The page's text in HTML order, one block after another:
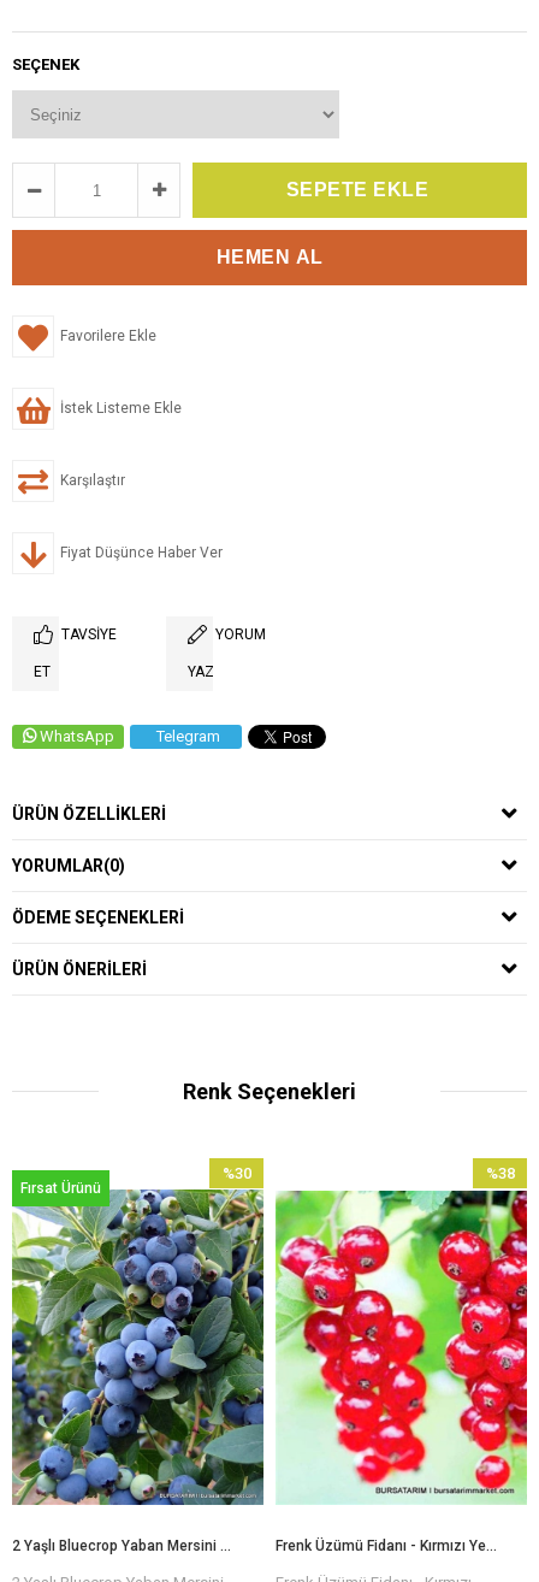
SEÇENEK
Favorilere Ekle
İstek Listeme Ekle
Karşılaştır
Fiyat Düşünce Haber Ver
TAVSIYE
ET
YORUM
YAZ
WhatsApp Telegram
ÜRÜN ÖZELLIKLERI
YORUMLAR(0)
ÖDEME SEÇENEKLERI
ÜRÜN ÖNERILERI
Renk Seçenekleri
2 Yaşlı Bluecrop Yaban Mersini Fidanı ( Maviyemiş)
%30
İndirim
%30İndirim
Fırsat Ürünü
Frenk Üzümü Fidanı - Kırmızı Yerli
%38
İndirim